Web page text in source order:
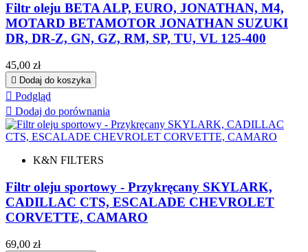
Filtr oleju BETA ALP, EURO, JONATHAN, M4,
MOTARD BETAMOTOR JONATHAN SUZUKI
DR, DR-Z, GN, GZ, RM, SP, TU, VL 125-400
Cena
45,00 zł
 Dodaj do koszyka
 Podgląd
 Dodaj do porównania
K&N FILTERS
Filtr oleju sportowy - Przykręcany SKYLARK,
CADILLAC CTS, ESCALADE CHEVROLET
CORVETTE, CAMARO
Cena
69,00 zł